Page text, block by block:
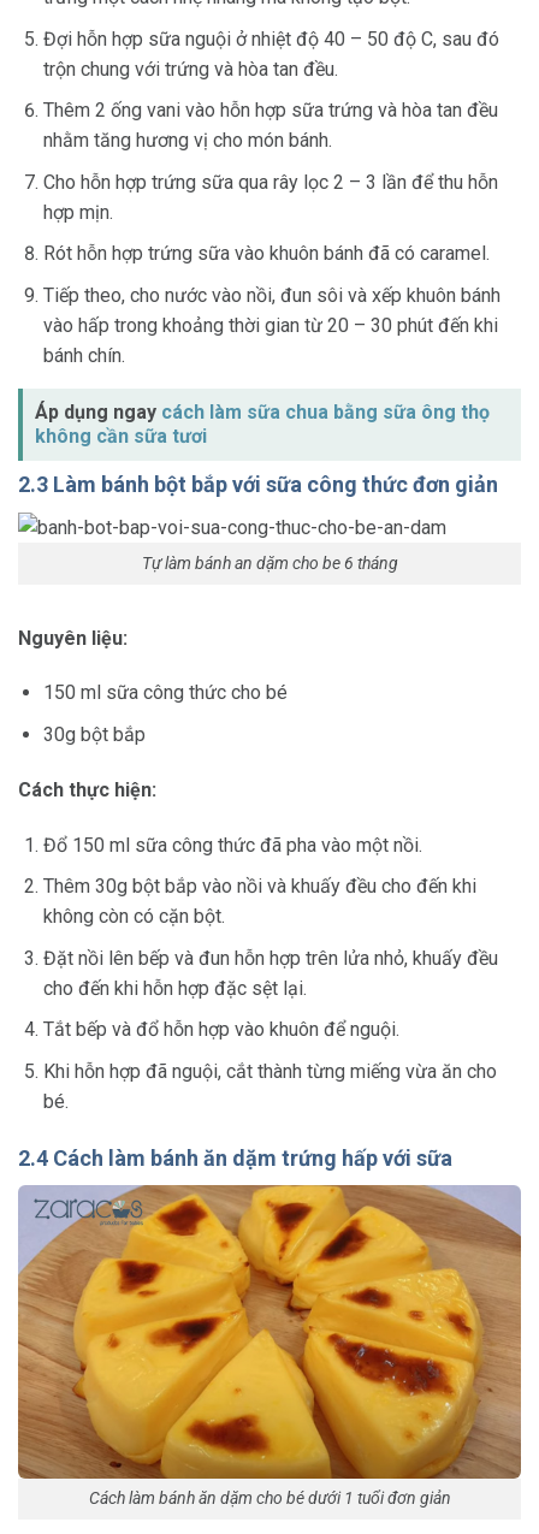
Đợi hỗn hợp sữa nguội ở nhiệt độ 40 – 50 độ C, sau đó
trộn chung với trứng và hòa tan đều.
Thêm 2 ống vani vào hỗn hợp sữa trứng và hòa tan đều
nhằm tăng hương vị cho món bánh.
Cho hỗn hợp trứng sữa qua rây lọc 2 – 3 lần để thu hỗn
hợp mịn.
Rót hỗn hợp trứng sữa vào khuôn bánh đã có caramel.
Tiếp theo, cho nước vào nồi, đun sôi và xếp khuôn bánh
vào hấp trong khoảng thời gian từ 20 – 30 phút đến khi
bánh chín.
Áp dụng ngay cách làm sữa chua bằng sữa ông thọ
không cần sữa tươi
2.3 Làm bánh bột bắp với sữa công thức đơn giản
Tự làm bánh an dặm cho be 6 tháng
Nguyên liệu:
150 ml sữa công thức cho bé
30g bột bắp
Cách thực hiện:
Đổ 150 ml sữa công thức đã pha vào một nồi.
Thêm 30g bột bắp vào nồi và khuấy đều cho đến khi
không còn có cặn bột.
Đặt nồi lên bếp và đun hỗn hợp trên lửa nhỏ, khuấy đều
cho đến khi hỗn hợp đặc sệt lại.
Tắt bếp và đổ hỗn hợp vào khuôn để nguội.
Khi hỗn hợp đã nguội, cắt thành từng miếng vừa ăn cho
bé.
2.4 Cách làm bánh ăn dặm trứng hấp với sữa
Cách làm bánh ăn dặm cho bé dưới 1 tuổi đơn giản